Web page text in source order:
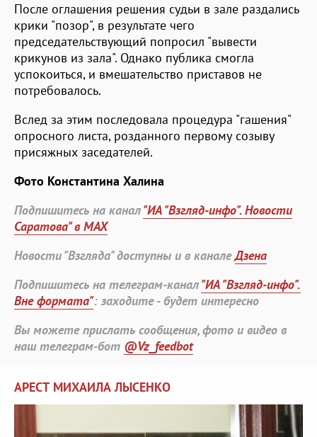
После оглашения решения судьи в зале раздались
крики "позор", в результате чего
председательствующий попросил "вывести
крикунов из зала". Однако публика смогла
успокоиться, и вмешательство приставов не
потребовалось.
Вслед за этим последовала процедура "гашения"
опросного листа, розданного первому созыву
присяжных заседателей.
Фото Константина Халина
Подпишитесь на канал"ИА "Взгляд-инфо". Новости
Саратова" в MAX
Новости "Взгляда" доступны и в каналеДзена
Подпишитесь на телеграм-канал"ИА "Взгляд-инфо".
Вне формата": заходите - будет интересно
Вы можете прислать сообщения, фото и видео в
наш телеграм-бот @Vz_feedbot
АРЕСТ МИХАИЛА ЛЫСЕНКО